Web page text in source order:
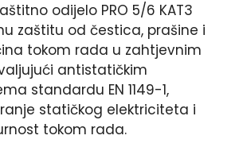
odijelo PRO 5/6 KAT3
zaštitu od čestica, prašine i
tokom rada u zahtjevnim
antistatičkim
standardu EN 1149-1,
statičkog elektriciteta i
tokom rada.